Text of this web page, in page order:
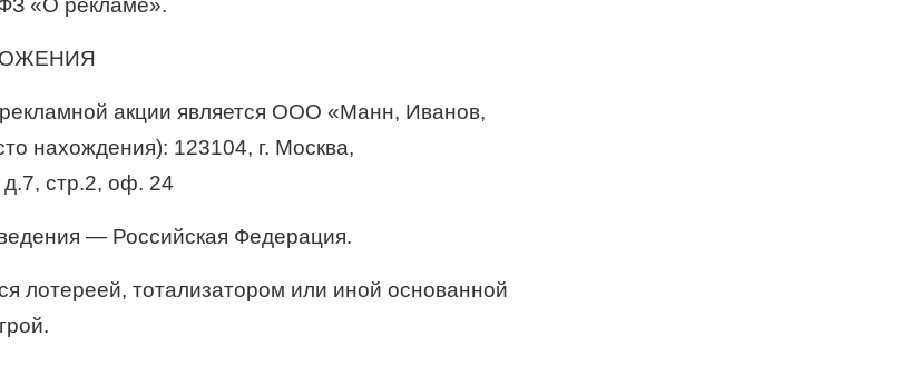
«О рекламе».
акции является ООО «Манн, Иванов,
нахождения): 123104, г. Москва,
д.7, стр.2, оф. 24
— Российская Федерация.
лотереей, тотализатором или иной основанной